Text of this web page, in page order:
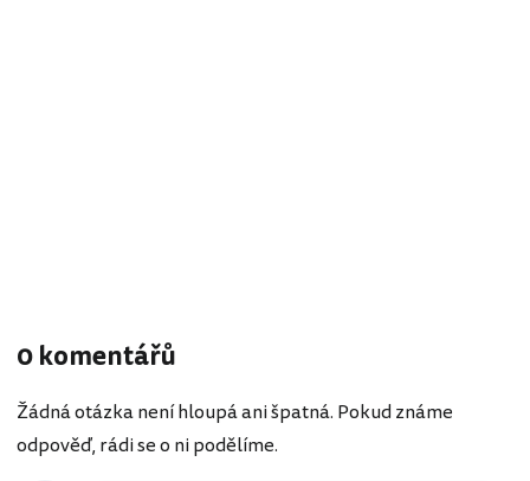
0 komentářů
Žádná otázka není hloupá ani špatná. Pokud známe
odpověď, rádi se o ni podělíme.